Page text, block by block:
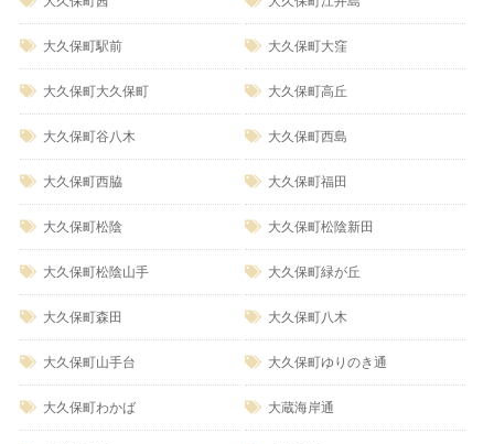
大久保町駅前 大久保町大窪
大久保町大久保町 大久保町高丘
大久保町谷八木 大久保町西島
大久保町西脇 大久保町福田
大久保町松陰 大久保町松陰新田
大久保町松陰山手 大久保町緑が丘
大久保町森田 大久保町八木
大久保町山手台 大久保町ゆりのき通
大久保町わかば 大蔵海岸通